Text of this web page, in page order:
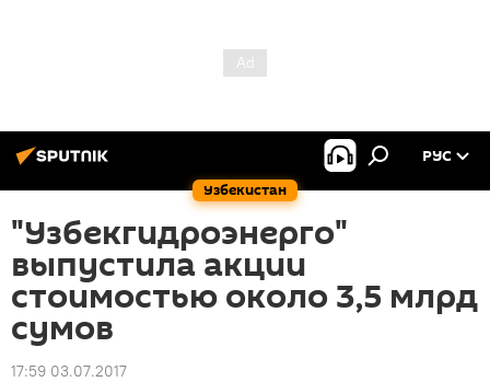
Узбекистан
РУС
"Узбекгидроэнерго"
выпустила акции
стоимостью около 3,5 млрд
сумов
17:59 03.07.2017